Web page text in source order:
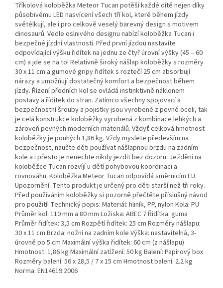
Tříkolová koloběžka Meteor Tucan potěší každé dítě nejen díky
působivému LED nasvícení všech tří kol, které během jízdy
světélkují, ale i pro celkově veselý barevný design s motivem
dinosaurů. Vedle oslnivého designu nabízí koloběžka Tucan i
bezpečné jízdní vlastnosti. Před první jízdou nastavíte
odpovídající výšku řidítek na jednu ze čtyř úrovní výšky (45 – 60
cm) a jde se na to! Relativně široký nášlap koloběžky s rozměry
30 x 11 cm a gumové gripy řidítek s roztečí 25 cm absorbují
nárazy a umožňují dostatečný komfort a bezpečnost během
jízdy. Řízení předních kol se ovládá instinktivně náklonem
postavy a řídítek do stran. Zatímco všechny spojovací a
bezpečnostní šrouby a pojistky jsou vyrobené z pevné oceli, tak
je celá konstrukce koloběžky vyrobená z kombinace lehkých a
zároveň pevných moderních materiálů. Vždyť celková hmotnost
koloběžky je pouhých 1,86 kg. Vždy myslete především na
bezpečnost, naučte děti používat nášlapnou brzdu na zadním
kole a i přesto je nenechte nikdy jezdit bez dozoru. Ježdění na
koloběžce Tucan rozvíjí u dětí pohybovou koordinaci a
rovnováhu. Koloběžka Meteor Tucan odpovídá směrnicím EU.
Upozornění: Tento produkt je určený pro děti starší než tři roky.
Před používáním koloběžky si pozorně přečtěte příslušný návod
pro použití! Technický popis: Materiál: hliník, PP, nylon Kola: PU
Průměr kol: 110 mm a 80 mm Ložiska: ABEC 7 Řidítka: guma
Průměr řidítek: 3,5 cm Rozpětí řidítek: 25 cm Rozměry nášlapu:
30 x 11 cm Brzda: nožní na zadním kole Výška: nastavitelná, 3-
úrovně po 5 cm Maximální výška řidítek: 60 cm (z nášlapu)
Hmotnost: 1,86 kg Maximální zatížení: 50 kg Balení: Papírový box
Rozměry balení: 56 x 28,5 / 7 x 15 cm Hmotnost balení: 2.2 kg
Norma: EN14619:2006